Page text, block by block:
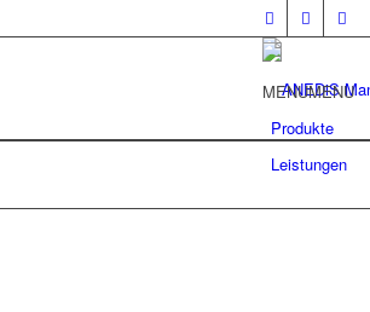
MENUMENU
Produkte
Leistungen